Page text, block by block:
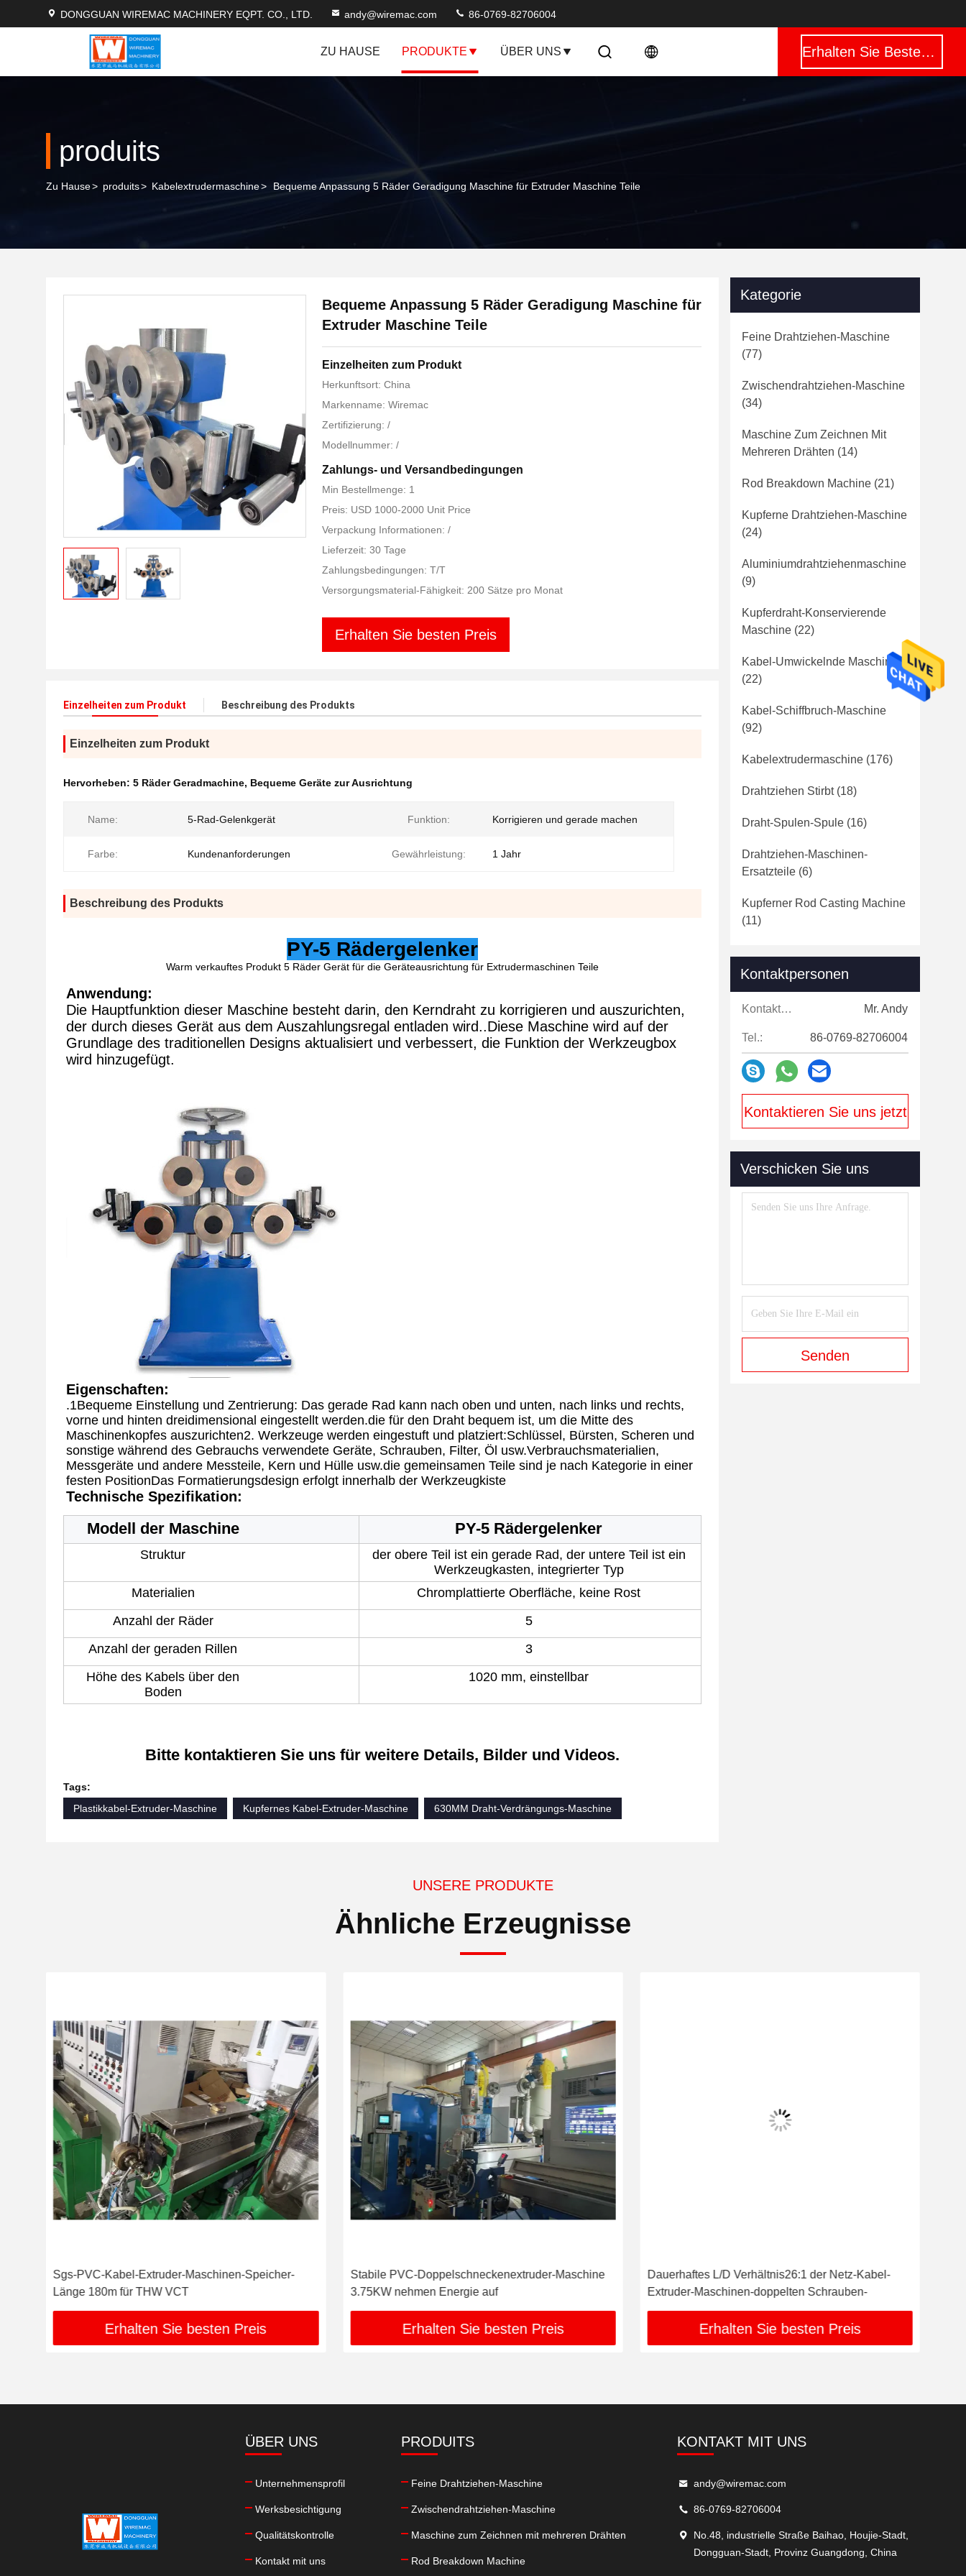
DONGGUAN WIREMAC MACHINERY EQPT. CO., LTD. andy@wiremac.com 86-0769-82706004
ZU HAUSE PRODUKTE ÜBER UNS Erhalten Sie Besten Preis
produits
Zu Hause> produits> Kabelextrudermaschine> Bequeme Anpassung 5 Räder Geradigung Maschine für Extruder Maschine Teile
Bequeme Anpassung 5 Räder Geradigung Maschine für
Extruder Maschine Teile
Einzelheiten zum Produkt
Herkunftsort: China
Markenname: Wiremac
Zertifizierung: /
Modellnummer: /
Zahlungs- und Versandbedingungen
Min Bestellmenge: 1
Preis: USD 1000-2000 Unit Price
Verpackung Informationen: /
Lieferzeit: 30 Tage
Zahlungsbedingungen: T/T
Versorgungsmaterial-Fähigkeit: 200 Sätze pro Monat
Erhalten Sie besten Preis
Einzelheiten zum Produkt Beschreibung des Produkts
Einzelheiten zum Produkt
Hervorheben: 5 Räder Geradmachine, Bequeme Geräte zur Ausrichtung
Name: 5-Rad-Gelenkgerät Funktion: Korrigieren und gerade machen
Farbe: Kundenanforderungen Gewährleistung: 1 Jahr
Beschreibung des Produkts
PY-5 Rädergelenker
Warm verkauftes Produkt 5 Räder Gerät für die Geräteausrichtung für Extrudermaschinen Teile
Anwendung:
Die Hauptfunktion dieser Maschine besteht darin, den Kerndraht zu korrigieren und auszurichten,
der durch dieses Gerät aus dem Auszahlungsregal entladen wird..Diese Maschine wird auf der
Grundlage des traditionellen Designs aktualisiert und verbessert, die Funktion der Werkzeugbox
wird hinzugefügt.
Eigenschaften:
.1Bequeme Einstellung und Zentrierung: Das gerade Rad kann nach oben und unten, nach links und rechts,
vorne und hinten dreidimensional eingestellt werden.die für den Draht bequem ist, um die Mitte des
Maschinenkopfes auszurichten2. Werkzeuge werden eingestuft und platziert:Schlüssel, Bürsten, Scheren und
sonstige während des Gebrauchs verwendete Geräte, Schrauben, Filter, Öl usw.Verbrauchsmaterialien,
Messgeräte und andere Messteile, Kern und Hülle usw.die gemeinsamen Teile sind je nach Kategorie in einer
festen PositionDas Formatierungsdesign erfolgt innerhalb der Werkzeugkiste
Technische Spezifikation:
Modell der Maschine PY-5 Rädergelenker
Struktur
der obere Teil ist ein gerade Rad, der untere Teil ist ein
Werkzeugkasten, integrierter Typ
Materialien
Chromplattierte Oberfläche, keine Rost
Anzahl der Räder
5
Anzahl der geraden Rillen
3
Höhe des Kabels über den
Boden
1020 mm, einstellbar
Bitte kontaktieren Sie uns für weitere Details, Bilder und Videos.
Tags:
Plastikkabel-Extruder-Maschine
Kupfernes Kabel-Extruder-Maschine 630MM Draht-Verdrängungs-Maschine
Kategorie
Feine Drahtziehen-Maschine
(77)
Zwischendrahtziehen-Maschine
(34)
Maschine Zum Zeichnen Mit
Mehreren Drähten (14)
Rod Breakdown Machine (21)
Kupferne Drahtziehen-Maschine
(24)
Aluminiumdrahtziehenmaschine
(9)
Kupferdraht-Konservierende
Maschine (22)
Kabel-Umwickelnde Maschine
(22)
Kabel-Schiffbruch-Maschine
(92)
Kabelextrudermaschine (176)
Drahtziehen Stirbt(18)
Draht-Spulen-Spule (16)
Drahtziehen-Maschinen-
Ersatzteile (6)
Kupferner Rod Casting Machine
(11)
Kontaktpersonen
Kontaktpersonen: Mr. Andy
Tel.: 86-0769-82706004
Kontaktieren Sie uns jetzt
Verschicken Sie uns
Senden
UNSERE PRODUKTE
Ähnliche Erzeugnisse
Sgs-PVC-Kabel-Extruder-Maschinen-Speicher-
Länge 180m für THW VCT
Erhalten Sie besten Preis
Stabile PVC-Doppelschneckenextruder-Maschine
3.75KW nehmen Energie auf
Erhalten Sie besten Preis
Dauerhaftes L/D Verhältnis26:1 der Netz-Kabel-
Extruder-Maschinen-doppelten Schrauben-
Erhalten Sie besten Preis
ÜBER UNS
Unternehmensprofil
Werksbesichtigung
Qualitätskontrolle
Kontakt mit uns
PRODUITS
Feine Drahtziehen-Maschine
Zwischendrahtziehen-Maschine
Maschine zum Zeichnen mit mehreren Drähten
Rod Breakdown Machine
KONTAKT MIT UNS
andy@wiremac.com
86-0769-82706004
No.48, industrielle Straße Baihao, Houjie-Stadt,
Dongguan-Stadt, Provinz Guangdong, China